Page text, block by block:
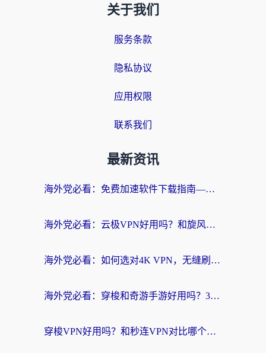
关于我们
服务条款
隐私协议
应用权限
联系我们
最新资讯
海外党必看：免费加速软件下载指南——无缝访问国内资源的正确打开方式
海外党必看：云极VPN好用吗？和旋风VPN对比哪个回国效果更好？附真实体验+选择攻略
海外党必看：如何选对4K VPN，无缝刷国内剧听网易云？
海外党必看：穿梭和奇游手游好用吗？3步选对回国加速器，流畅看CCTV5海外直播
穿梭VPN好用吗？和秒连VPN对比哪个回国效果更好？海外党亲测实用指南